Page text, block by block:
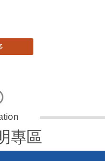
專區